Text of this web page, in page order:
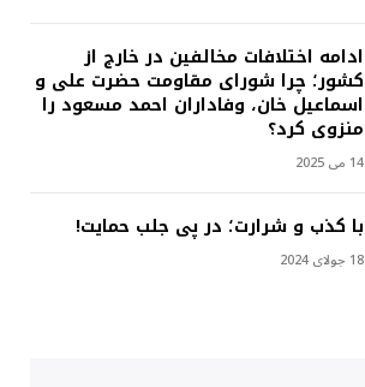
ادامه اختلافات مخالفین در خارج از
کشور؛ چرا شورای مقاومت حضرت علی و
اسماعیل خان، وفاداران احمد مسعود را
منزوی کرد؟
14 می 2025
با کذب و شرارت؛ در پی جلب حمایت!
18 جولای 2024